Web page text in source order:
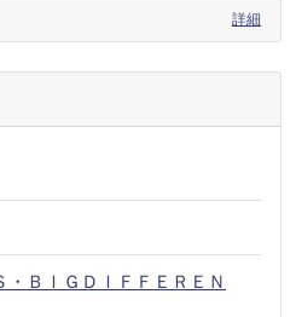
詳細
・ＢＩＧＤＩＦＦＥＲＥＮ